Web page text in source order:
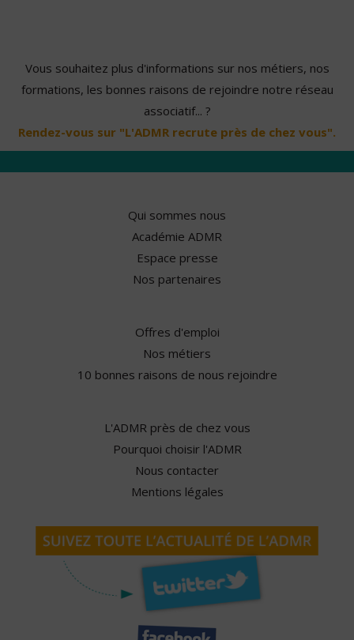
Vous souhaitez plus d'informations sur nos métiers, nos
formations, les bonnes raisons de rejoindre notre réseau
associatif... ?
Rendez-vous sur "L'ADMR recrute près de chez vous".
Qui sommes nous
Académie ADMR
Espace presse
Nos partenaires
Offres d'emploi
Nos métiers
10 bonnes raisons de nous rejoindre
L'ADMR près de chez vous
Pourquoi choisir l'ADMR
Nous contacter
Mentions légales